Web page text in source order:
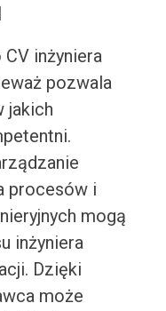
inżyniera
pozwala
jakich
procesów i
mogą
inżyniera
Dzięki
może